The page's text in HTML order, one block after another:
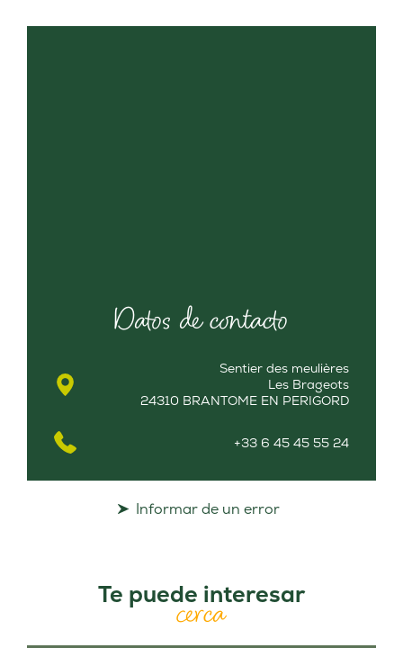
Datos de contacto
Sentier des meulières
Les Brageots
24310 BRANTOME EN PERIGORD
+33 6 45 45 55 24
Informar de un error
Te puede interesar
cerca